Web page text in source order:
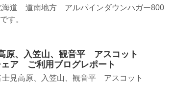
道 道南地方 アルパインダウンハガー800
す。
原、入笠山、観音平 アスコット
ア ご利用ブログレポート
見高原、入笠山、観音平 アスコット